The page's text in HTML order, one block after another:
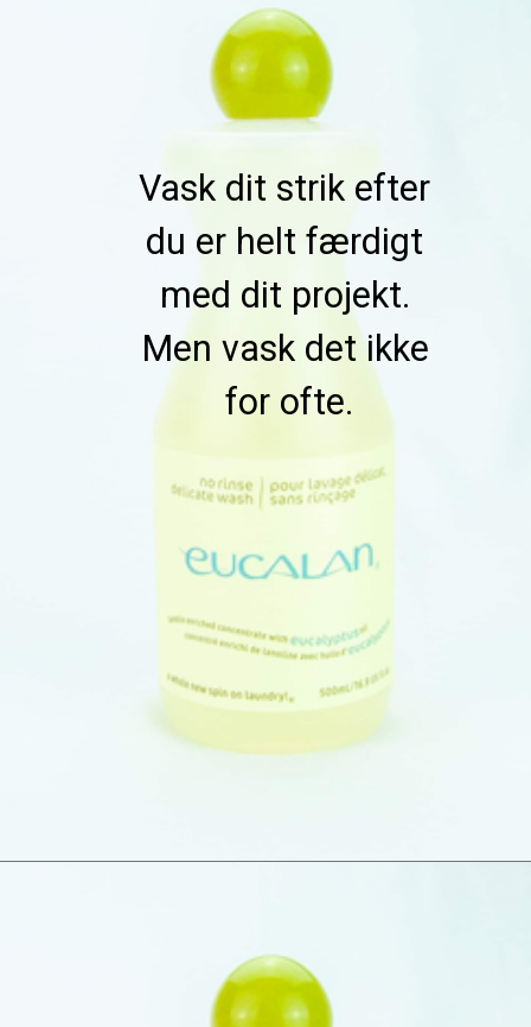
Vask dit strik efter
du er helt færdigt
med dit projekt.
Men vask det ikke
for ofte.